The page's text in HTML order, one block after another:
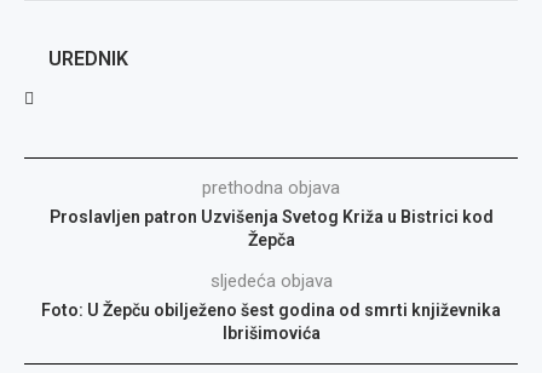
UREDNIK
prethodna objava
Proslavljen patron Uzvišenja Svetog Križa u Bistrici kod
Žepča
sljedeća objava
Foto: U Žepču obilježeno šest godina od smrti književnika
Ibrišimovića